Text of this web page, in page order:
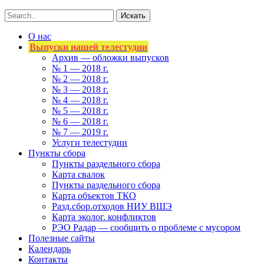
О нас
Выпуски нашей телестудии
Архив — обложки выпусков
№ 1 — 2018 г.
№ 2 — 2018 г.
№ 3 — 2018 г.
№ 4 — 2018 г.
№ 5 — 2018 г.
№ 6 — 2018 г.
№ 7 — 2019 г.
Услуги телестудии
Пункты сбора
Пункты раздельного сбора
Карта свалок
Пункты раздельного сбора
Карта объектов ТКО
Разд.сбор.отходов НИУ ВШЭ
Карта эколог. конфликтов
РЭО Радар — сообщить о проблеме с мусором
Полезные сайты
Календарь
Контакты